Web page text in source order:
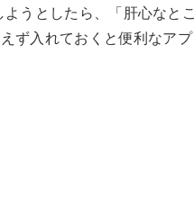
うとしたら、「肝心なと
ず入れておくと便利なア